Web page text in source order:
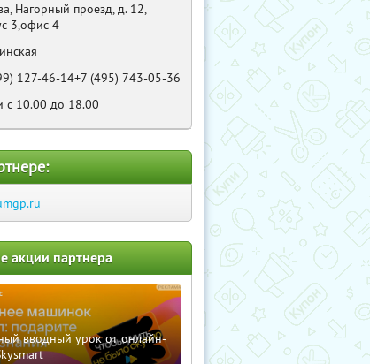
Нагорный проезд, д. 12,
3,офис 4
127-46-14+7 (495) 743-05-36
с 10.00 до 18.00
акции партнера
вводный урок от онлайн-